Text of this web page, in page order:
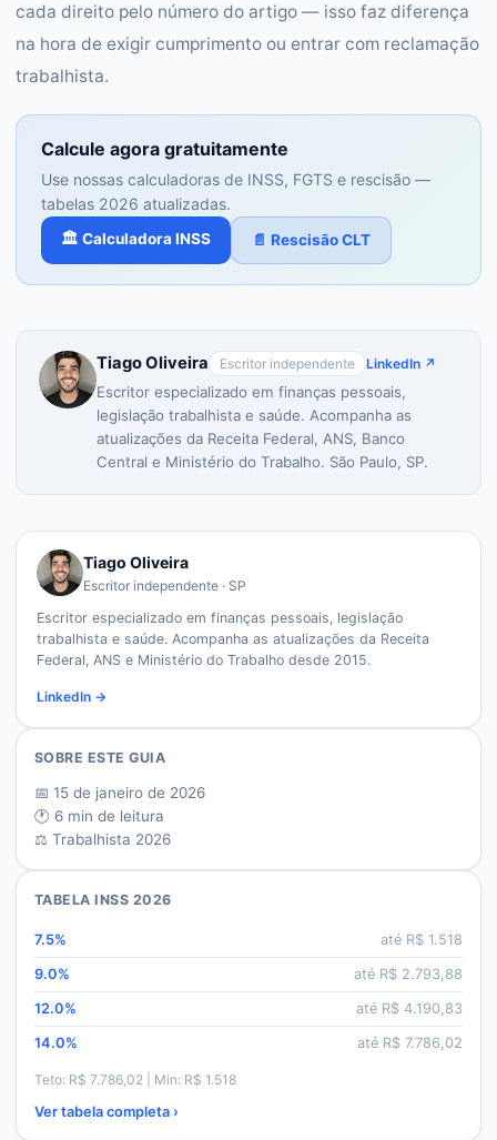
cada direito pelo número do artigo — isso faz diferença
na hora de exigir cumprimento ou entrar com reclamação
trabalhista.
Calcule agora gratuitamente
Use nossas calculadoras de INSS, FGTS e rescisão —
tabelas 2026 atualizadas.
🏛️ Calculadora INSS 📄 Rescisão CLT
Tiago Oliveira Escritor independente LinkedIn ↗
Escritor especializado em finanças pessoais,
legislação trabalhista e saúde. Acompanha as
atualizações da Receita Federal, ANS, Banco
Central e Ministério do Trabalho. São Paulo, SP.
Tiago Oliveira
Escritor independente · SP
Escritor especializado em finanças pessoais, legislação
trabalhista e saúde. Acompanha as atualizações da Receita
Federal, ANS e Ministério do Trabalho desde 2015.
LinkedIn →
SOBRE ESTE GUIA
📅 15 de janeiro de 2026
🕐 6 min de leitura
⚖️ Trabalhista 2026
TABELA INSS 2026
7.5% até R$ 1.518
9.0% até R$ 2.793,88
12.0% até R$ 4.190,83
14.0% até R$ 7.786,02
Teto: R$ 7.786,02 | Min: R$ 1.518
Ver tabela completa ›